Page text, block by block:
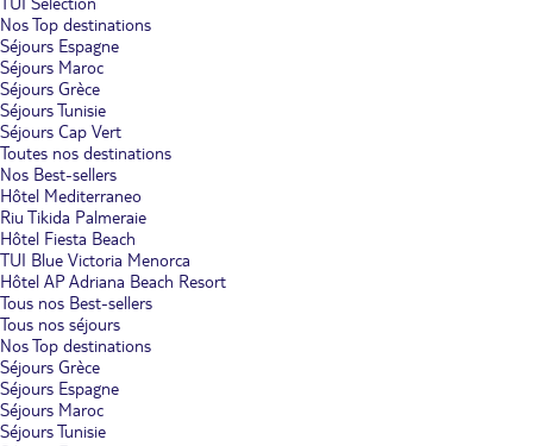
Nos Top destinations
Séjours Espagne
Séjours Maroc
Séjours Grèce
Séjours Tunisie
Séjours Cap Vert
Toutes nos destinations
Nos Best-sellers
Hôtel Mediterraneo
Riu Tikida Palmeraie
Hôtel Fiesta Beach
TUI Blue Victoria Menorca
Hôtel AP Adriana Beach Resort
Tous nos Best-sellers
Tous nos séjours
Nos Top destinations
Séjours Grèce
Séjours Espagne
Séjours Maroc
Séjours Tunisie